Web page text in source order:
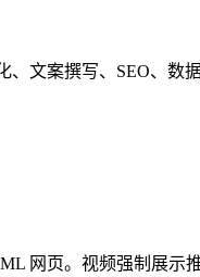
文案撰写、SEO、数
网页。视频强制展示